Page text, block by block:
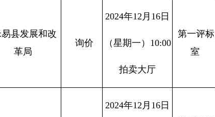
县发展和改
革局
询价
2024年12 月 16 日
（星期一） 10:00
拍卖大厅
第一评标
室
2024年12 月 16 日